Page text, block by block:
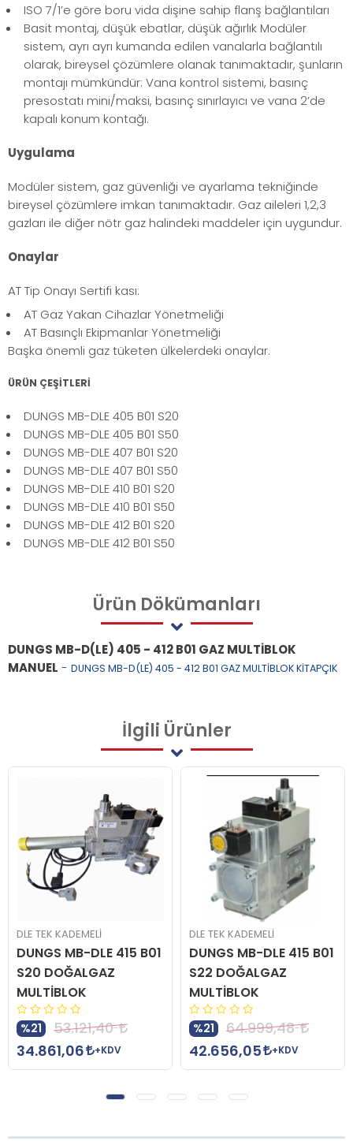
ISO 7/1’e göre boru vida dişine sahip flanş bağlantıları
Basit montaj, düşük ebatlar, düşük ağırlık Modüler
sistem, ayrı ayrı kumanda edilen vanalarla bağlantılı
olarak, bireysel çözümlere olanak tanımaktadır, şunların
montajı mümkündür: Vana kontrol sistemi, basınç
presostatı mini/maksi, basınç sınırlayıcı ve vana 2’de
kapalı konum kontağı.
Uygulama
Modüler sistem, gaz güvenliği ve ayarlama tekniğinde
bireysel çözümlere imkan tanımaktadır. Gaz aileleri 1,2,3
gazları ile diğer nötr gaz halindeki maddeler için uygundur.
Onaylar
AT Tip Onayı Sertifi kası:
AT Gaz Yakan Cihazlar Yönetmeliği
AT Basınçlı Ekipmanlar Yönetmeliği
Başka önemli gaz tüketen ülkelerdeki onaylar.
ÜRÜN ÇEŞİTLERİ
DUNGS MB-DLE 405 B01 S20
DUNGS MB-DLE 405 B01 S50
DUNGS MB-DLE 407 B01 S20
DUNGS MB-DLE 407 B01 S50
DUNGS MB-DLE 410 B01 S20
DUNGS MB-DLE 410 B01 S50
DUNGS MB-DLE 412 B01 S20
DUNGS MB-DLE 412 B01 S50
Ürün Dökümanları
DUNGS MB-D(LE) 405 - 412 B01 GAZ MULTİBLOK
MANUEL - DUNGS MB-D(LE) 405 - 412 B01 GAZ MULTİBLOK KİTAPÇIK
İlgili Ürünler
DLE TEK KADEMELİ
DUNGS MB-DLE 415 B01
S20 DOĞALGAZ
MULTİBLOK
%21
53.121,40
34.861,06
+KDV
DLE TEK KADEMELİ
DUNGS MB-DLE 415 B01
S22 DOĞALGAZ
MULTİBLOK
%21
64.999,48
42.656,05
+KDV